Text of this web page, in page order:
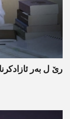
رێ ل بەر